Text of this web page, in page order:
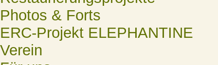
Photos & Forts
ERC-Projekt ELEPHANTINE
Verein